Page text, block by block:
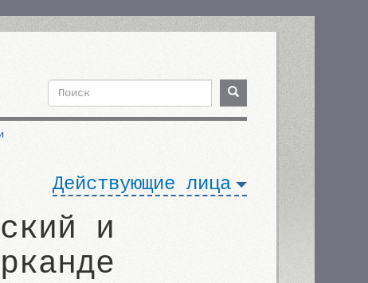
Форма
Поиск Поиск
Действующие лица
и